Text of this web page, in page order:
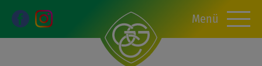
Menü